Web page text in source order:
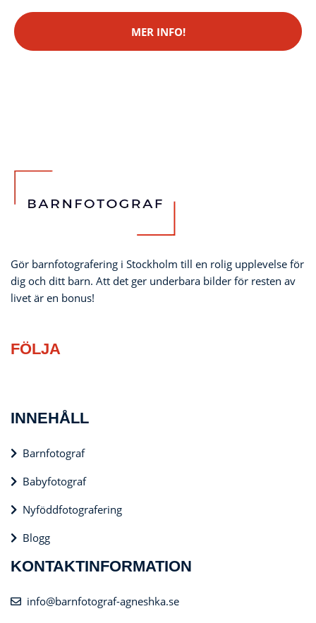
MER INFO!
Gör barnfotografering i Stockholm till en rolig upplevelse för
dig och ditt barn. Att det ger underbara bilder för resten av
livet är en bonus!
FÖLJA
INNEHÅLL
Barnfotograf
Babyfotograf
Nyföddfotografering
Blogg
KONTAKTINFORMATION
info@barnfotograf-agneshka.se